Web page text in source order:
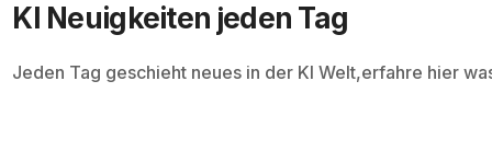
KI Neuigkeiten jeden Tag
Jeden Tag geschieht neues in der KI Welt,erfahre hier